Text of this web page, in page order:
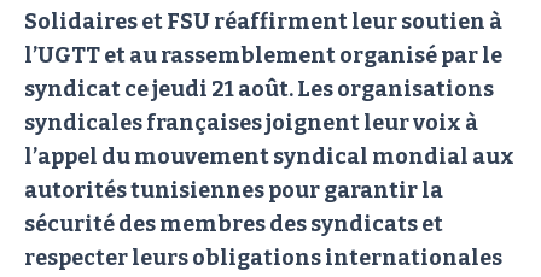
Solidaires et FSU réaffirment leur soutien à
l’UGTT et au rassemblement organisé par le
syndicat ce jeudi 21 août. Les organisations
syndicales françaises joignent leur voix à
l’appel du mouvement syndical mondial aux
autorités tunisiennes pour garantir la
sécurité des membres des syndicats et
respecter leurs obligations internationales